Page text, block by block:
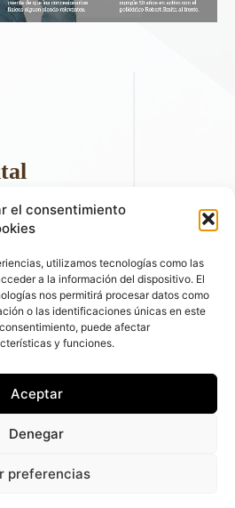
el consentimiento
utilizamos tecnologías como las
a la información del dispositivo. El
nos permitirá procesar datos como
o las identificaciones únicas en este
puede afectar
y funciones.
Aceptar
Denegar
preferencias
redes sociales
de la Hoz 70, 1ºB - 28003 - Madrid